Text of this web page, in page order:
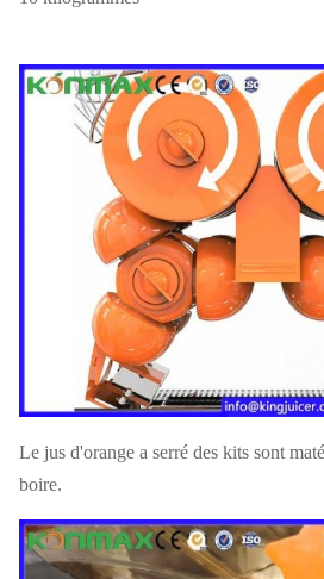
Le jus d'orange a serré des kits sont
boire.